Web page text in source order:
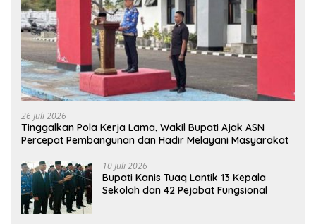
26 Juli 2026
Tinggalkan Pola Kerja Lama, Wakil Bupati Ajak ASN
Percepat Pembangunan dan Hadir Melayani Masyarakat
10 Juli 2026
Bupati Kanis Tuaq Lantik 13 Kepala
Sekolah dan 42 Pejabat Fungsional